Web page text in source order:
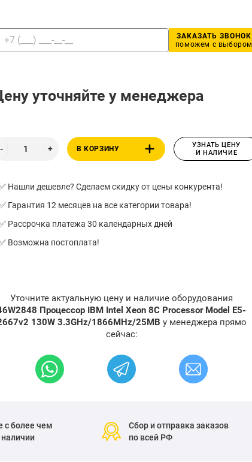
ЗАКАЗАТЬ ЗВОНОК
поможем с выбором
уточняйте у менеджера
В КОРЗИНУ
УЗНАТЬ ЦЕНУ
И НАЛИЧИЕ
Нашли дешевле? Сделаем скидку от цены конкурента!
Гарантия 12 месяцев на все категории товара!
Рассрочка платежа 30 календарных дней
Возможна постоплата!
Уточните актуальную цену и наличие оборудования
Процессор IBM Intel Xeon 8C Processor Model E5-
130W 3.3GHz/1866MHz/25MB у менеджера прямо
сейчас:
с более чем
наличии
Сбор и отправка заказов
по всей РФ